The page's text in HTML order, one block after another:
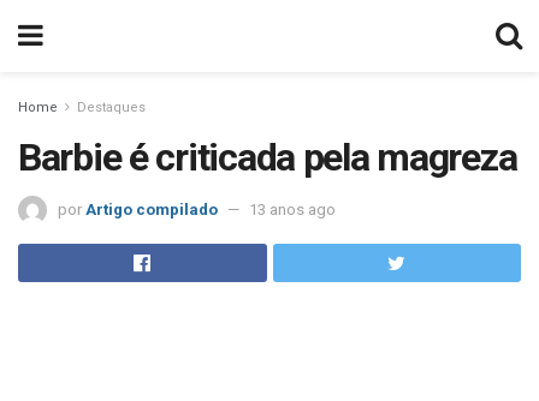
Home Destaques
Barbie é criticada pela magreza
por Artigo compilado 13 anos ago